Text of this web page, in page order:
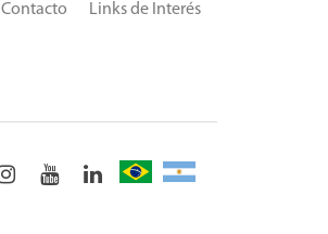
Links de Interés
Contacto